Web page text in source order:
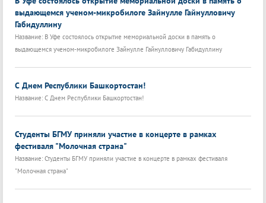
выдающемся ученом-микробилоге Зайнулле Гайнулловичу
Габидуллину
Название: В Уфе состоялось открытие мемориальной доски в память о
выдающемся ученом-микробилоге Зайнулле Гайнулловичу Габидуллину
С Днем Республики Башкортостан!
Название: С Днем Республики Башкортостан!
Студенты БГМУ приняли участие в концерте в рамках
фестиваля "Молочная страна"
Название: Студенты БГМУ приняли участие в концерте в рамках фестиваля
"Молочная страна"